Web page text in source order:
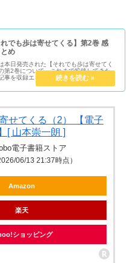
れでも歩は寄せてくる】第2巻 感
め
本日発売された【それでも歩は寄せてく
第2巻について、これまで投稿してきた
事を収録エピソード毎にまとめたいと思
。なお、第2巻に収録されているのは
局』～『第28局』までです。
せてくる（2） 【電子
[ 山本崇一朗 ]
電子書籍ストア
06/13 21:37時点）
Amazon
楽天
ショッピング